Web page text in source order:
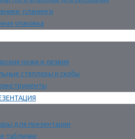
планинги
упаковка
ножи и лезвия
степлеры и скобы
для презентации
таблички